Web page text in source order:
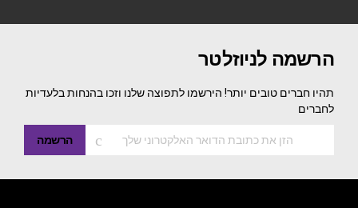
הרשמה לניוזלטר
תהיו חברים טובים יותר! הירשמו לתפוצה שלנו וזכו בהנחות בלעדיות
לחברים
הרשמה